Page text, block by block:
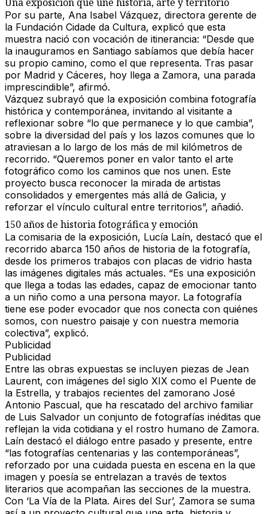
Una exposición que une historia, arte y territorio
Por su parte, Ana Isabel Vázquez, directora gerente de
la Fundación Cidade da Cultura, explicó que esta
muestra nació con vocación de itinerancia: “Desde que
la inauguramos en Santiago sabíamos que debía hacer
su propio camino, como el que representa. Tras pasar
por Madrid y Cáceres, hoy llega a Zamora, una parada
imprescindible”, afirmó.
Vázquez subrayó que la exposición combina fotografía
histórica y contemporánea, invitando al visitante a
reflexionar sobre “lo que permanece y lo que cambia”,
sobre la diversidad del país y los lazos comunes que lo
atraviesan a lo largo de los más de mil kilómetros de
recorrido. “Queremos poner en valor tanto el arte
fotográfico como los caminos que nos unen. Este
proyecto busca reconocer la mirada de artistas
consolidados y emergentes más allá de Galicia, y
reforzar el vínculo cultural entre territorios”, añadió.
150 años de historia fotográfica y emoción
La comisaria de la exposición, Lucía Laín, destacó que el
recorrido abarca 150 años de historia de la fotografía,
desde los primeros trabajos con placas de vidrio hasta
las imágenes digitales más actuales. “Es una exposición
que llega a todas las edades, capaz de emocionar tanto
a un niño como a una persona mayor. La fotografía
tiene ese poder evocador que nos conecta con quiénes
somos, con nuestro paisaje y con nuestra memoria
colectiva”, explicó.
Publicidad
Publicidad
Entre las obras expuestas se incluyen piezas de Jean
Laurent, con imágenes del siglo XIX como el Puente de
la Estrella, y trabajos recientes del zamorano José
Antonio Pascual, que ha rescatado del archivo familiar
de Luis Salvador un conjunto de fotografías inéditas que
reflejan la vida cotidiana y el rostro humano de Zamora.
Laín destacó el diálogo entre pasado y presente, entre
“las fotografías centenarias y las contemporáneas”,
reforzado por una cuidada puesta en escena en la que
imagen y poesía se entrelazan a través de textos
literarios que acompañan las secciones de la muestra.
Con ‘La Vía de la Plata. Aires del Sur’, Zamora se suma